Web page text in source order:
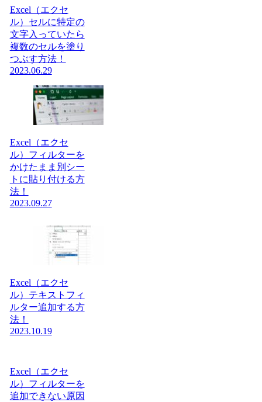
Excel（エクセ
ル）セルに特定の
文字入っていたら
複数のセルを塗り
つぶす方法！
2023.06.29
Excel（エクセ
ル）フィルターを
かけたまま別シー
トに貼り付ける方
法！
2023.09.27
Excel（エクセ
ル）テキストフィ
ルター追加する方
法！
2023.10.19
Excel（エクセ
ル）フィルターを
追加できない原因